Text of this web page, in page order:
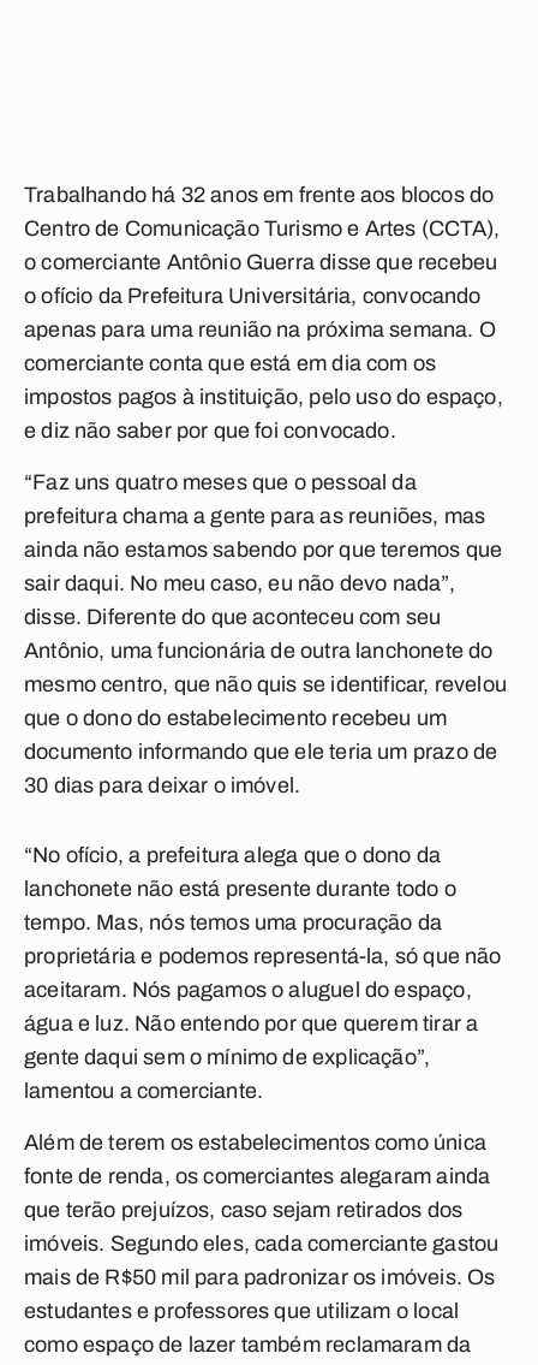
Trabalhando há 32 anos em frente aos blocos do
Centro de Comunicação Turismo e Artes (CCTA),
o comerciante Antônio Guerra disse que recebeu
o ofício da Prefeitura Universitária, convocando
apenas para uma reunião na próxima semana. O
comerciante conta que está em dia com os
impostos pagos à instituição, pelo uso do espaço,
e diz não saber por que foi convocado.
“Faz uns quatro meses que o pessoal da
prefeitura chama a gente para as reuniões, mas
ainda não estamos sabendo por que teremos que
sair daqui. No meu caso, eu não devo nada”,
disse. Diferente do que aconteceu com seu
Antônio, uma funcionária de outra lanchonete do
mesmo centro, que não quis se identificar, revelou
que o dono do estabelecimento recebeu um
documento informando que ele teria um prazo de
30 dias para deixar o imóvel.
“No ofício, a prefeitura alega que o dono da
lanchonete não está presente durante todo o
tempo. Mas, nós temos uma procuração da
proprietária e podemos representá-la, só que não
aceitaram. Nós pagamos o aluguel do espaço,
água e luz. Não entendo por que querem tirar a
gente daqui sem o mínimo de explicação”,
lamentou a comerciante.
Além de terem os estabelecimentos como única
fonte de renda, os comerciantes alegaram ainda
que terão prejuízos, caso sejam retirados dos
imóveis. Segundo eles, cada comerciante gastou
mais de R$50 mil para padronizar os imóveis. Os
estudantes e professores que utilizam o local
como espaço de lazer também reclamaram da